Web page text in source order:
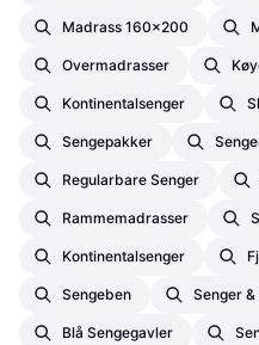
Madrass 160x200
Overmadrasser
Kontinentalsenger
Sengepakker
Regularbare Senger
Rammemadrasser
Kontinentalsenger
Sengeben Senger
Blå Sengegavler